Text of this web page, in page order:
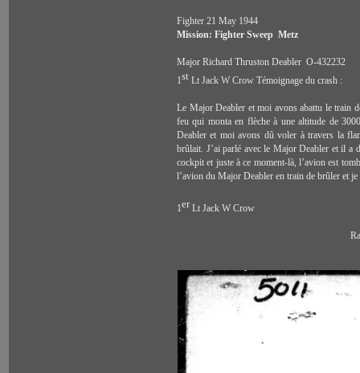
Fighter 21 May 1944
Mission: Fighter Sweep Metz
Major Richard Thruston Deabler O-432232
1 st Lt Jack W Crow Témoignage du crash :
Le Major Deabler et moi avons abattu le train
feu qui monta en flèche à une altitude de
Deabler et moi avons dû voler à travers la
brûlait. J’ai parlé avec le Major Deabler et il a
cockpit et juste à ce moment-là, l’avionest
l’avion du Major Deabler en train de brûler et
1 er Lt Jack W Crow